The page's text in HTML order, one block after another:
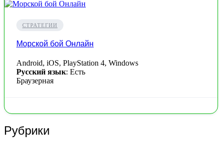
СТРАТЕГИИ
Морской бой Онлайн
Android, iOS, PlayStation 4, Windows
Русский язык: Есть
Браузерная
Рубрики